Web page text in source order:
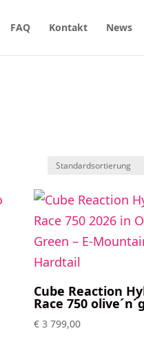
FAQ Kontakt News
Cube Reaction
Race 750
€ 3 799,00